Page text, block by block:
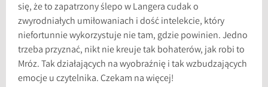
się, że to zapatrzony ślepo w Langera cudak o
zwyrodniałych umiłowaniach i dość intelekcie, który
niefortunnie wykorzystuje nie tam, gdzie powinien. Jedno
trzeba przyznać, nikt nie kreuje tak bohaterów, jak robi to
Mróz. Tak działających na wyobraźnię i tak wzbudzających
emocje u czytelnika. Czekam na więcej!